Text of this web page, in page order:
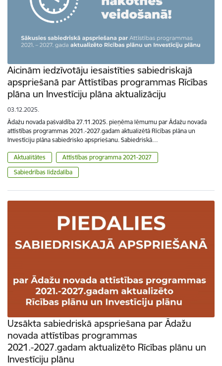
Aicinām iedzīvotāju iesaistīties sabiedriskajā
apspriešanā par Attīstības programmas Rīcības
plāna un Investīciju plāna aktualizāciju
03.12.2025.
Ādažu novada pašvaldība 27.11.2025. pieņēma lēmumu par Ādažu novada
attīstības programmas 2021.-2027.gadam aktualizētā Rīcības plāna un
Investīciju plāna sabiedrisko apspriešanu. Sabiedriskā…
Aktualitātes
Attīstības programma 2021-2027
Sabiedrības līdzdalība
Uzsākta sabiedriskā apspriešana par Ādažu
novada attīstības programmas
2021.-2027.gadam aktualizēto Rīcības plānu un
Investīciju plānu